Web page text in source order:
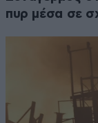
πυρ μέσα σε